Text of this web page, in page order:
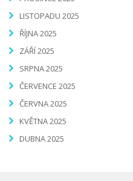
LISTOPADU 2025
ŘÍJNA 2025
ZÁŘÍ 2025
SRPNA 2025
ČERVENCE 2025
ČERVNA 2025
KVĚTNA 2025
DUBNA 2025